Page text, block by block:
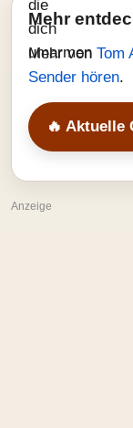
Mehr
Mehr von Tom
Sender hören.
🔥 Aktuelle
Anzeige